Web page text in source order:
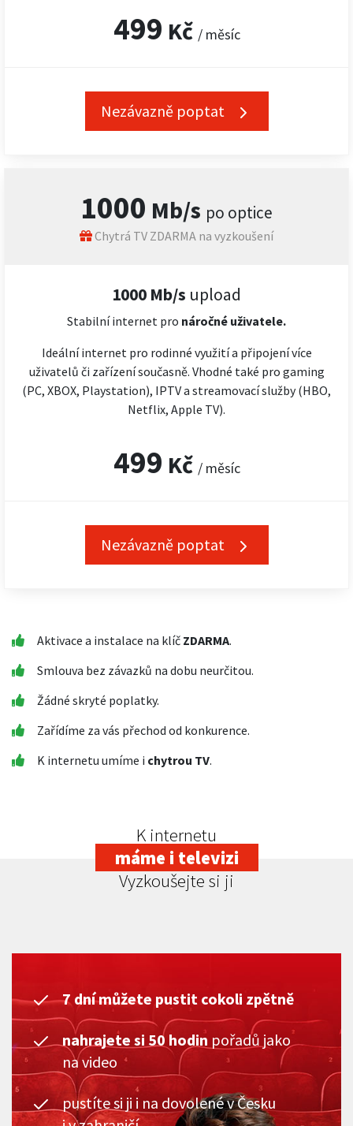
499 Kč / měsíc
Nezávazně poptat
1000 Mb/s po optice
Chytrá TV ZDARMA na vyzkoušení
1000 Mb/s upload
Stabilní internet pro náročné uživatele.
Ideální internet pro rodinné využití a připojení více
uživatelů či zařízení současně. Vhodné také pro gaming
(PC, XBOX, Playstation), IPTV a streamovací služby (HBO,
Netflix, Apple TV).
499 Kč / měsíc
Nezávazně poptat
Aktivace a instalace na klíč ZDARMA.
Smlouva bez závazků na dobu neurčitou.
Žádné skryté poplatky.
Zařídíme za vás přechod od konkurence.
K internetu umíme i chytrou TV.
K internetu
máme i televizi
Vyzkoušejte si ji
7 dní můžete pustit cokoli zpětně
nahrajete si 50 hodin pořadů jako
na video
pustíte si ji i na dovolené v Česku